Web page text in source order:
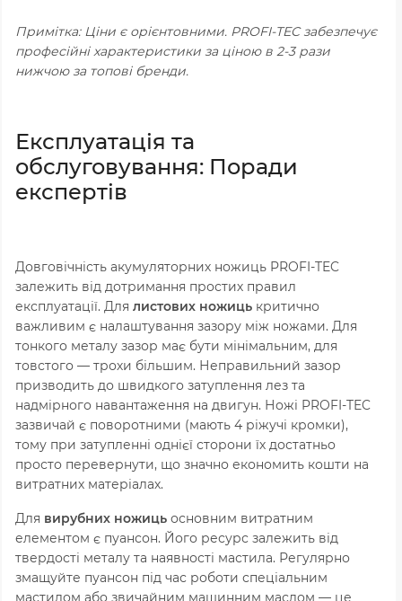
Примітка: Ціни є орієнтовними. PROFI-TEC забезпечує
професійні характеристики за ціною в 2-3 рази
нижчою за топові бренди.
Експлуатація та
обслуговування: Поради
експертів
Довговічність акумуляторних ножиць PROFI-TEC
залежить від дотримання простих правил
експлуатації. Для листових ножиць критично
важливим є налаштування зазору між ножами. Для
тонкого металу зазор має бути мінімальним, для
товстого — трохи більшим. Неправильний зазор
призводить до швидкого затуплення лез та
надмірного навантаження на двигун. Ножі PROFI-TEC
зазвичай є поворотними (мають 4 ріжучі кромки),
тому при затупленні однієї сторони їх достатньо
просто перевернути, що значно економить кошти на
витратних матеріалах.
Для вирубних ножиць основним витратним
елементом є пуансон. Його ресурс залежить від
твердості металу та наявності мастила. Регулярно
змащуйте пуансон під час роботи спеціальним
мастилом або звичайним машинним маслом — це